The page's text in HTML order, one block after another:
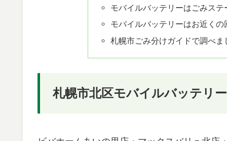
モバイルバッテリーはごみス
モバイルバッテリーはお近く
札幌市ごみ分けガイドで調べま
札幌市北区モバイルバッテリ